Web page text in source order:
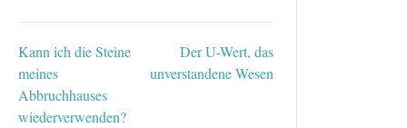
Beitragsnavigation
Kann ich die Steine
meines
Abbruchhauses
wiederverwenden?
Der U-Wert, das
unverstandene Wesen